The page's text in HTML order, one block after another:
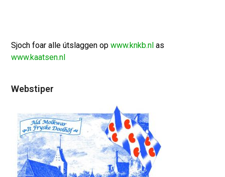
Sjoch foar alle útslaggen opwww.knkb.nl as
www.kaatsen.nl
Webstiper